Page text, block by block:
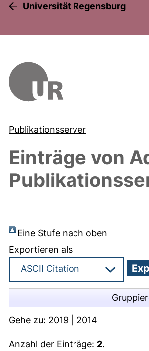
Universität Regensburg
Publikationsserver
Einträge von
Eine Stufe nach oben
Exportieren als
Gehe zu: 2019 2014
Anzahl der Einträge: 2.